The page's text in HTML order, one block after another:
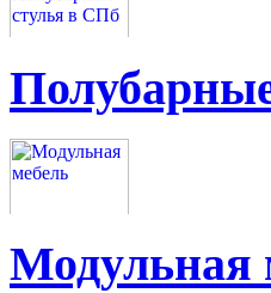
Модульная